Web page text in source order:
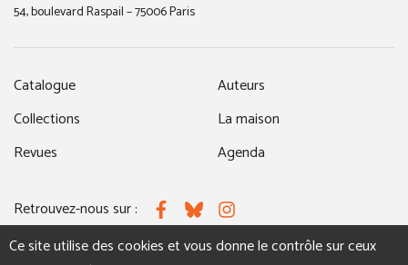
54, boulevard Raspail – 75006 Paris
Catalogue
Collections
Revues
Auteurs
La maison
Agenda
Retrouvez-nous sur : FacebookBlueskyInstagram
Ce site utilise des cookies et vous donne le contrôle sur ceux